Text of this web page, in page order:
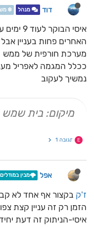
דוד מנהל ❄️
איסי הבוקר לעוד 9 ימים עם מערכת קרה וסוערת
האחרים פחות בעניין
מערכת חורפית של ממש
ככלל המגמה לאפריל
נמשיך לעקוב
מיקום: בית שמש
E תגובה 1
אפל 🌩️מבין
ז'ק בקצור אף אחד לא
הזמן רק זה עניין קצת
איסי-הניתוק זה דעת